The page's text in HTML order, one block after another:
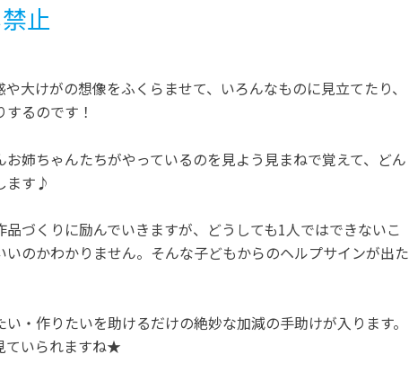
止
大けがの想像をふくらませて、いろんなものに見立てたり、
るのです！
姉ちゃんたちがやっているのを見よう見まねで覚えて、どん
ます♪
づくりに励んでいきますが、どうしても1人ではできないこ
のかわかりません。そんな子どもからのヘルプサインが出た
・作りたいを助けるだけの絶妙な加減の手助けが入ります。
ていられますね★